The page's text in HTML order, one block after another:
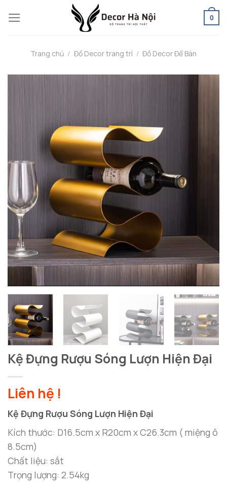
to
0
Trang chủ / Đồ Decor trang trí / Đồ Decor Để Bàn
Kệ Đựng Rượu Sóng Lượn Hiện Đại
Liên hệ !
Kệ Đựng Rượu Sóng Lượn Hiện Đại
Kích thước: D16.5cm x R20cm x C26.3cm ( miệng ô
8.5cm)
Chất liệu: sắt
Trọng lượng: 2.54kg